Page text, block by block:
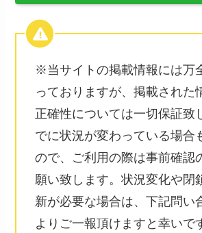
※当サイトの掲載情報には万
っておりますが、掲載された
正確性については一切保証致
でに状況が変わっている場合
ので、ご利用の際は事前確認
願い致します。状況変化や閉
新が必要な場合は、下記問い
よりご一報頂けますと幸いで